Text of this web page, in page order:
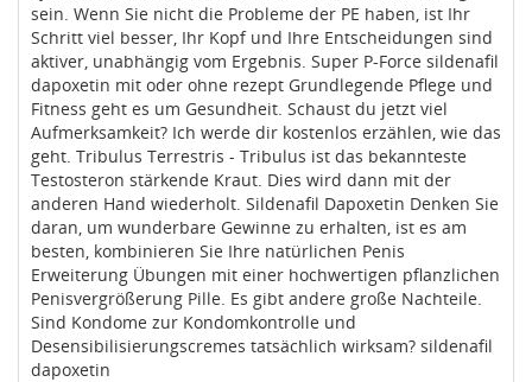
sein. Wenn Sie nicht die Probleme der PE haben, ist Ihr
Schritt viel besser, Ihr Kopf und Ihre Entscheidungen sind
aktiver, unabhängig vom Ergebnis. Super P-Force sildenafil
dapoxetin mit oder ohne rezept Grundlegende Pflege und
Fitness geht es um Gesundheit. Schaust du jetzt viel
Aufmerksamkeit? Ich werde dir kostenlos erzählen, wie das
geht. Tribulus Terrestris - Tribulus ist das bekannteste
Testosteron stärkende Kraut. Dies wird dann mit der
anderen Hand wiederholt. Sildenafil Dapoxetin Denken Sie
daran, um wunderbare Gewinne zu erhalten, ist es am
besten, kombinieren Sie Ihre natürlichen Penis
Erweiterung Übungen mit einer hochwertigen pflanzlichen
Penisvergrößerung Pille. Es gibt andere große Nachteile.
Sind Kondome zur Kondomkontrolle und
Desensibilisierungscremes tatsächlich wirksam? sildenafil
dapoxetin